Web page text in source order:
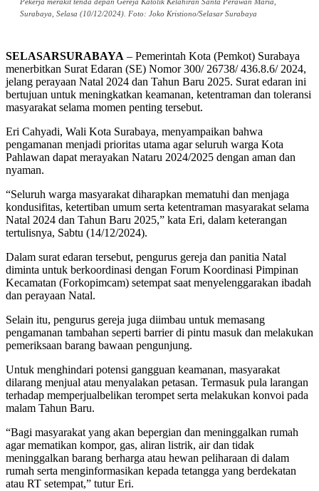
Surabaya, Selasa (10/12/2024). Foto: Joko Kristiono/Selasar Surabaya
SELASARSURABAYA – Pemerintah Kota (Pemkot) Surabaya
menerbitkan Surat Edaran (SE) Nomor 300/ 26738/ 436.8.6/ 2024,
jelang perayaan Natal 2024 dan Tahun Baru 2025. Surat edaran ini
bertujuan untuk meningkatkan keamanan, ketentraman dan toleransi
masyarakat selama momen penting tersebut.
Eri Cahyadi, Wali Kota Surabaya, menyampaikan bahwa
pengamanan menjadi prioritas utama agar seluruh warga Kota
Pahlawan dapat merayakan Nataru 2024/2025 dengan aman dan
nyaman.
“Seluruh warga masyarakat diharapkan mematuhi dan menjaga
kondusifitas, ketertiban umum serta ketentraman masyarakat selama
Natal 2024 dan Tahun Baru 2025,” kata Eri, dalam keterangan
tertulisnya, Sabtu (14/12/2024).
Dalam surat edaran tersebut, pengurus gereja dan panitia Natal
diminta untuk berkoordinasi dengan Forum Koordinasi Pimpinan
Kecamatan (Forkopimcam) setempat saat menyelenggarakan ibadah
dan perayaan Natal.
Selain itu, pengurus gereja juga diimbau untuk memasang
pengamanan tambahan seperti barrier di pintu masuk dan melakukan
pemeriksaan barang bawaan pengunjung.
Untuk menghindari potensi gangguan keamanan, masyarakat
dilarang menjual atau menyalakan petasan. Termasuk pula larangan
terhadap memperjualbelikan terompet serta melakukan konvoi pada
malam Tahun Baru.
“Bagi masyarakat yang akan bepergian dan meninggalkan rumah
agar mematikan kompor, gas, aliran listrik, air dan tidak
meninggalkan barang berharga atau hewan peliharaan di dalam
rumah serta menginformasikan kepada tetangga yang berdekatan
atau RT setempat,” tutur Eri.